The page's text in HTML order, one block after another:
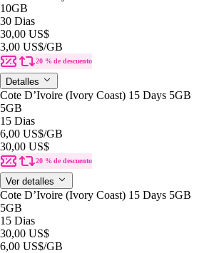
10GB
30 Dias
30,00 US$
3,00 US$/GB
20 % de descuento
Detalles
Cote D’Ivoire (Ivory Coast) 15 Days 5GB
5GB
15 Dias
6,00 US$/GB
30,00 US$
20 % de descuento
Ver detalles
Cote D’Ivoire (Ivory Coast) 15 Days 5GB
5GB
15 Dias
30,00 US$
6,00 US$/GB